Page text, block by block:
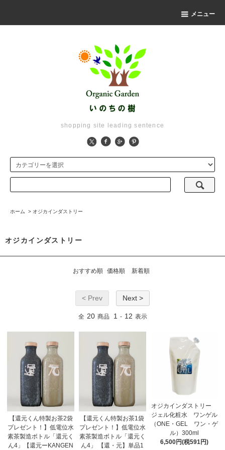
メニュー
shopping site leading sentence
ホーム > オジカインダストリー
オジカインダストリー
おすすめ順 価格順 新着順
< Prev Next >
全 20 商品 1 - 12 表示
【還元くん特製お茶2袋
プレゼント！】低電位水
素茶製造ボトル「還元く
ん4」【還元ーKANGEN
【還元くん特製お茶1袋
プレゼント！】低電位水
素茶製造ボトル「還元く
ん4」 【還・元】単品1
オジカインダストリー
ジェル化粧水 ワンゲル
（ONE・GEL ワン・ゲ
ル）300ml
6,500円(税591円)